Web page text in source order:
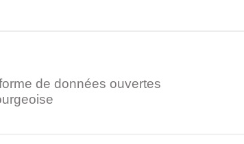
de données ouvertes